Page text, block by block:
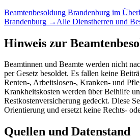
Beamtenbesoldung Brandenburg im
Brandenburg → Alle Dienstherren und
Hinweis zur
Beamtinnen und Beamte werden nicht
per Gesetz besoldet. Es fallen keine
Renten-, Arbeitslosen-, Kranken- und
Krankheitskosten werden über Beihilfe
Restkostenversicherung gedeckt. Diese
Orientierung und ersetzt keine Rechts-
Quellen und Datenstand